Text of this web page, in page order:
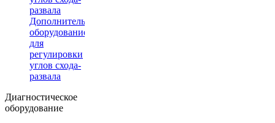
развала
Дополнительное
оборудование
для
регулировки
углов схода-
развала
Диагностическое
оборудование